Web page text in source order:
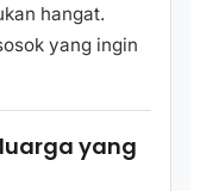
hangat.
yang ingin
yang